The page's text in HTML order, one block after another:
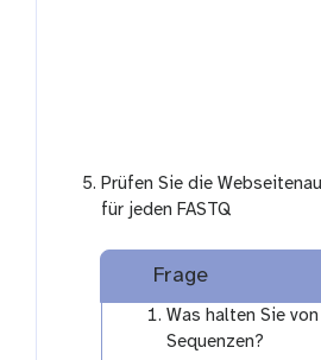
Prüfen Sie die
für jeden FASTQ
Frage
Was halten Sie
Sequenzen?